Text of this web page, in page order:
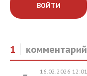
ВОЙТИ
1 комментарий
16.02.2026 12:01